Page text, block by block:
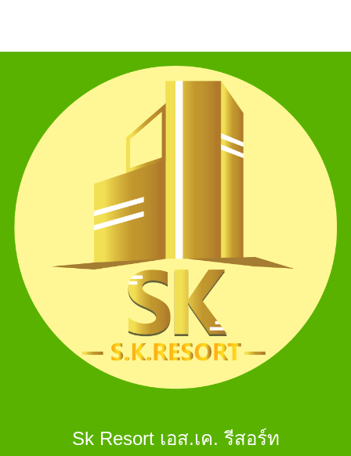
Sk Resort เอส.เค. รีสอร์ท